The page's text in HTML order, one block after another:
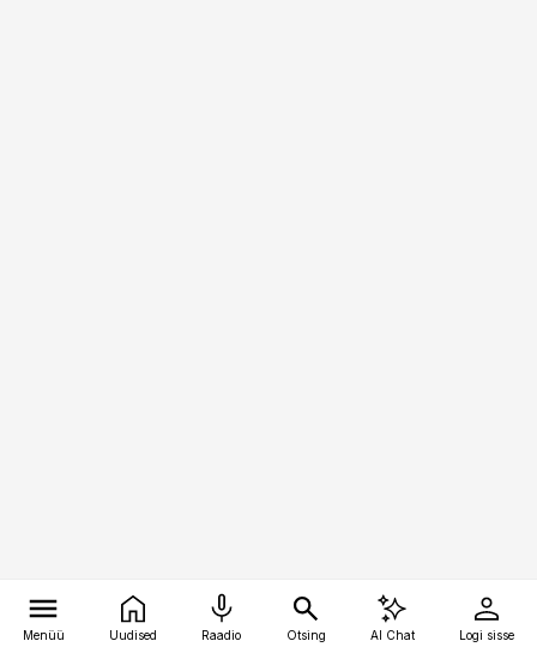
Menüü Uudised Raadio Otsing AI Chat Logi sisse